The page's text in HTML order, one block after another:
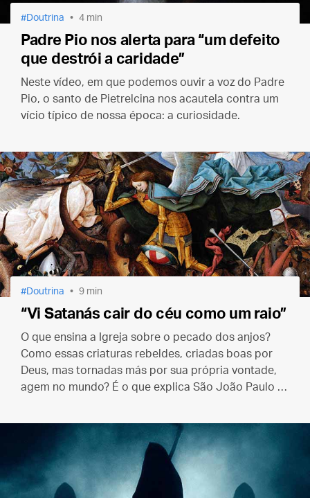
Doutrina 4 min
Padre Pio nos alerta para “um defeito
que destrói a caridade”
Neste vídeo, em que podemos ouvir a voz do Padre
Pio, o santo de Pietrelcina nos acautela contra um
vício típico de nossa época: a curiosidade.
Doutrina 9 min
“Vi Satanás cair do céu como um raio”
O que ensina a Igreja sobre o pecado dos anjos?
Como essas criaturas rebeldes, criadas boas por
Deus, mas tornadas más por sua própria vontade,
agem no mundo? É o que explica São João Paulo II